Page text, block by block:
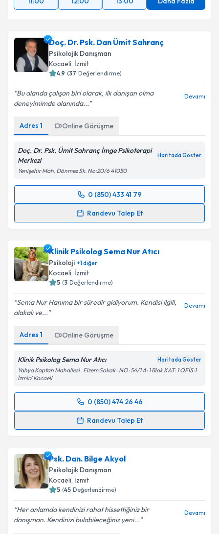
11:00
12:00 13:00 Daha Fazla
Doç. Dr. Psk. Dan Ümit Sahranç
Psikolojik Danışman
Kocaeli, İzmit
( Değerlendirme)
Bu alanda çalışan biri olarak, ilk danışan olma
deneyimimde alanında...
Adres 1 Online Görüşme
Doç. Dr. Psk. Ümit Sahranç İmge Psikoterapi
Merkezi
Yenişehir Mah. Dönmez Sk. No:20/6 41050
0 (850) 433 41 79
Randevu Talep Et
Randevu Takvimi Talebi
takvimi talebi oluşturun. Size bu uzmandan randevu
almanız için bir takvim hazırlandığında e-posta ile
bilgilendireceğiz.
E-posta Adresiniz
Kişisel verilerimin işlenmesine ilişkin
Metni'ni okudum ve kişisel verilerimin belirtilen
Klinik Psikolog Sema Nur Atıcı
Psikoloji diğer
Kocaeli, İzmit
( Değerlendirme)
Sema Nur Hanıma bir süredir gidiyorum. Kendisi ilgili,
alakalı ve...
Adres 1 Online Görüşme
Klinik Psikolog Sema Nur Atıcı
Yahya Kaptan Mahallesi . Elzem Sokak . NO: 54/1 A: 1 Blok KAT: 1 OFİS:1
0 (850) 474 26 46
Randevu Talep Et
Randevu Takvimi Talebi
talebi oluşturun. Size bu uzmandan randevu almanız
için bir takvim hazırlandığında e-posta ile
bilgilendireceğiz.
E-posta Adresiniz
Psk. Dan. Bilge Akyol
Psikolojik Danışman
Kocaeli, İzmit
( Değerlendirme)
Her anlamda kendinizi rahat hissettiğiniz bir
danışman. Kendinizi bulabileceğiniz yeni...